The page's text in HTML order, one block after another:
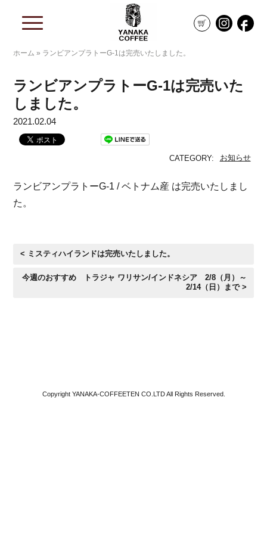
ホーム » ランビアンプラトーG-1は完売いたしました。
ランビアンプラトーG-1は完売いた
しました。
2021.02.04
CATEGORY: お知らせ
ランビアンプラトーG-1 / ベトナム産 は完売いたしまし
た。
< ミスティハイランドは完売いたしました。
今週のおすすめ トラジャ ワリサン/インドネシア 2/8（月）～
2/14（日）まで >
Copyright YANAKA-COFFEETEN CO.LTD All Rights Reserved.